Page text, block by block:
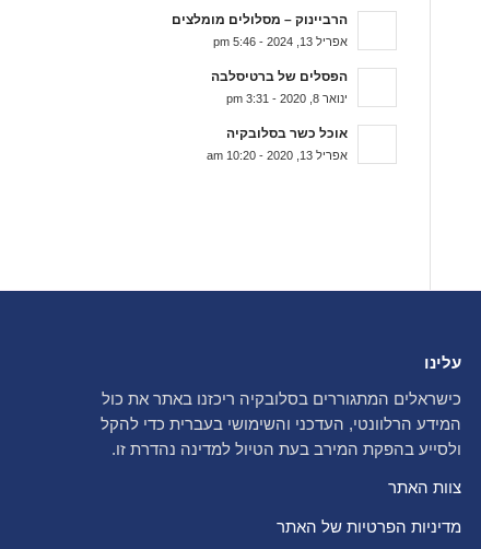
הרביינוק – מסלולים מומלצים
אפריל 13, 2024 - 5:46 pm
הפסלים של ברטיסלבה
ינואר 8, 2020 - 3:31 pm
אוכל כשר בסלובקיה
אפריל 13, 2020 - 10:20 am
עלינו
כישראלים המתגוררים בסלובקיה ריכזנו באתר את כול
המידע הרלוונטי, העדכני והשימושי בעברית כדי להקל
ולסייע בהפקת המירב בעת הטיול למדינה נהדרת זו.
צוות האתר
מדיניות הפרטיות של האתר